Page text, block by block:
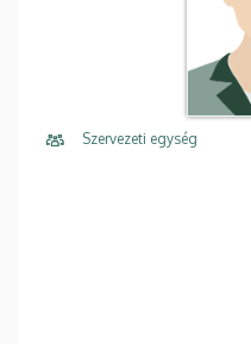
Szervezeti egység